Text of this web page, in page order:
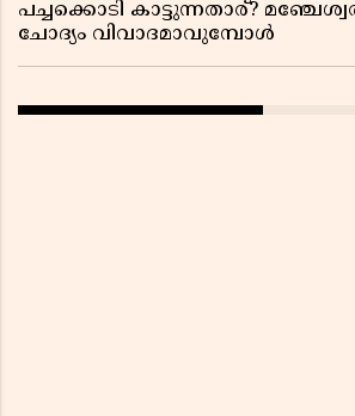
പച്ചക്കൊടി കാട്ടുന്നതാര്?
ചോദ്യം വിവാദമാവുമ്പോൾ